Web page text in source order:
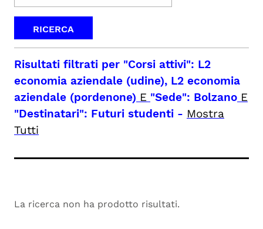
Risultati filtrati per "Corsi attivi": L2
economia aziendale (udine), L2 economia
aziendale (pordenone) E "Sede": Bolzano E
"Destinatari": Futuri studenti - Mostra
Tutti
La ricerca non ha prodotto risultati.